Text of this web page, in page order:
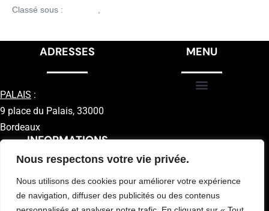
Nous respectons votre vie privée.
Nous utilisons des cookies pour améliorer votre expérience
de navigation, diffuser des publicités ou des contenus
Classé sous : ,
INFORMATIONS
MENU
ADRESSES
PALAIS :
9 place du Palais, 33000
Bordeaux